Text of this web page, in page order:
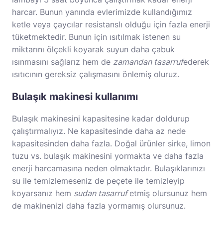
harcar. Bunun yanında evlerimizde kullandığımız
ketle veya çaycılar resistanslı olduğu için fazla enerji
tüketmektedir. Bunun için ısıtılmak istenen su
miktarını ölçekli koyarak suyun daha çabuk
ısınmasını sağlarız hem de zamandan tasarrufederek
ısıtıcının gereksiz çalışmasını önlemiş oluruz.
Bulaşık makinesi kullanımı
Bulaşık makinesini kapasitesine kadar doldurup
çalıştırmalıyız. Ne kapasitesinde daha az nede
kapasitesinden daha fazla. Doğal ürünler sirke, limon
tuzu vs. bulaşık makinesini yormakta ve daha fazla
enerji harcamasına neden olmaktadır. Bulaşıklarınızı
su ile temizlemeseniz de peçete ile temizleyip
koyarsanız hem sudan tasarrufetmiş olursunuz hem
de makinenizi daha fazla yormamış olursunuz.